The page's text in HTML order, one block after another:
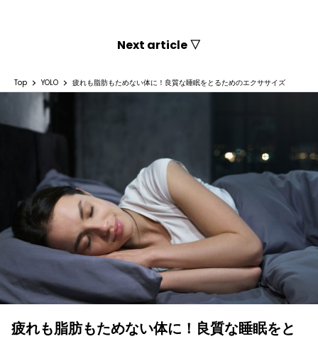
Next article ▽
Top YOLO 疲れも脂肪もためない体に！良質な睡眠をとるためのエクササイズ
疲れも脂肪もためない体に！良質な睡眠をと